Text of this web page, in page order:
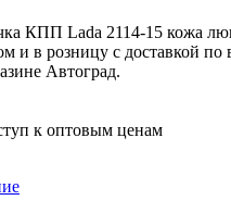
к оптовым ценам